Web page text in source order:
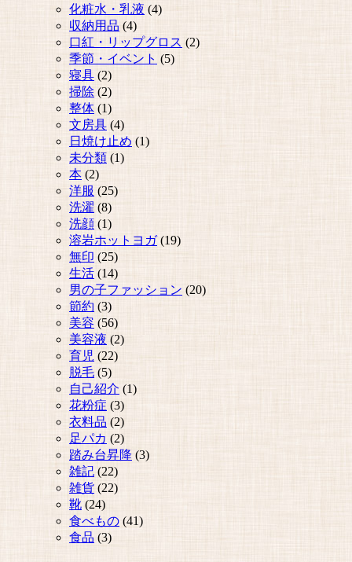
化粧水・乳液 (4)
収納用品 (4)
口紅・リップグロス (2)
季節・イベント (5)
寝具 (2)
掃除 (2)
整体 (1)
文房具 (4)
日焼け止め (1)
未分類 (1)
本 (2)
洋服 (25)
洗濯 (8)
洗顔 (1)
溶岩ホットヨガ(19)
無印 (25)
生活 (14)
男の子ファッション (20)
節約 (3)
美容 (56)
美容液 (2)
育児 (22)
脱毛 (5)
自己紹介 (1)
花粉症 (3)
衣料品 (2)
足パカ (2)
踏み台昇降 (3)
雑記 (22)
雑貨 (22)
靴 (24)
食べもの (41)
食品 (3)